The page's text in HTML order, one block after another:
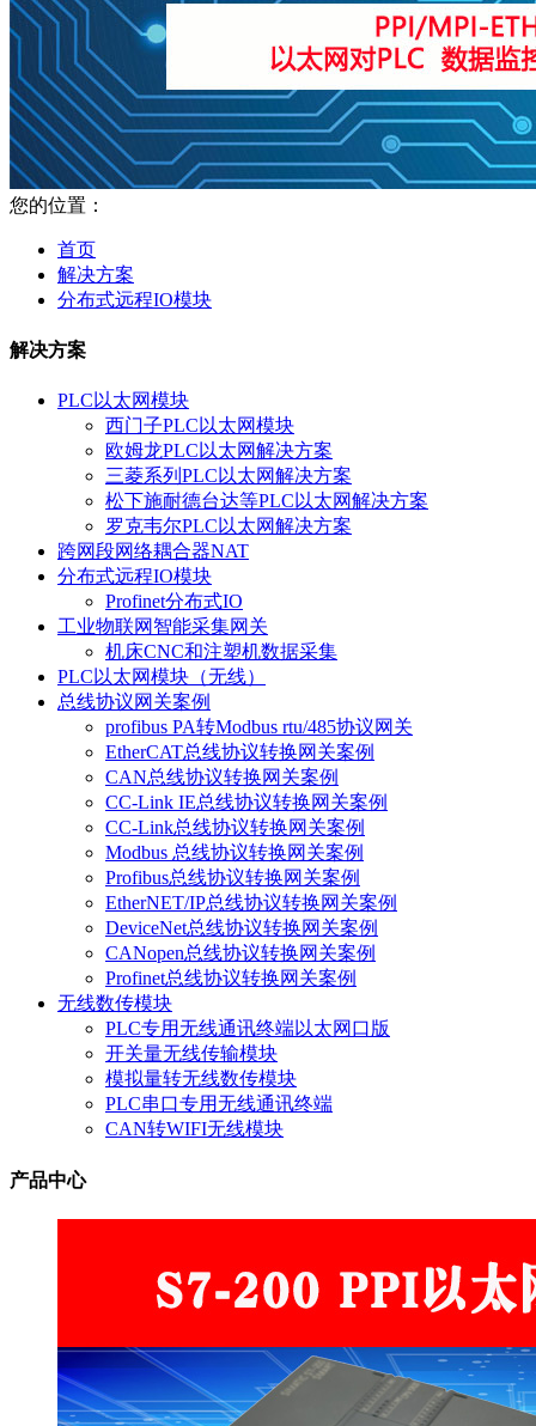
您的位置：
首页
解决方案
分布式远程IO模块
解决方案
PLC以太网模块
西门子PLC以太网模块
欧姆龙PLC以太网解决方案
三菱系列PLC以太网解决方案
松下施耐德台达等PLC以太网解决方案
罗克韦尔PLC以太网解决方案
跨网段网络耦合器NAT
分布式远程IO模块
Profinet分布式IO
工业物联网智能采集网关
机床CNC和注塑机数据采集
PLC以太网模块（无线）
总线协议网关案例
profibus PA转Modbus rtu/485协议网关
EtherCAT总线协议转换网关案例
CAN总线协议转换网关案例
CC-Link IE总线协议转换网关案例
CC-Link总线协议转换网关案例
Modbus 总线协议转换网关案例
Profibus总线协议转换网关案例
EtherNET/IP总线协议转换网关案例
DeviceNet总线协议转换网关案例
CANopen总线协议转换网关案例
Profinet总线协议转换网关案例
无线数传模块
PLC专用无线通讯终端以太网口版
开关量无线传输模块
模拟量转无线数传模块
PLC串口专用无线通讯终端
CAN转WIFI无线模块
产品中心